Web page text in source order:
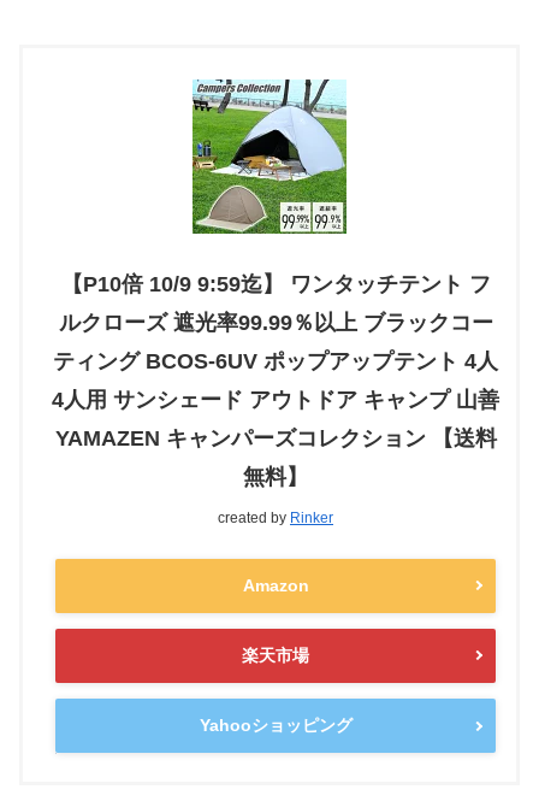
【P10倍 10/9 9:59迄】 ワンタッチテント フ
ルクローズ 遮光率99.99％以上 ブラックコー
ティング BCOS-6UV ポップアップテント 4人
4人用 サンシェード アウトドア キャンプ 山善
YAMAZEN キャンパーズコレクション 【送料
無料】
created by Rinker
Amazon
楽天市場
Yahooショッピング